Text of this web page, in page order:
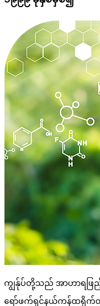
ကျွန်ုပ်တို့သည် အာဟာရဖြည့်
ရော်ဖက်ရှင်နယ်ကန်ထရိုက်တာ